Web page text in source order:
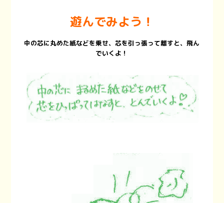
遊んでみよう！
中の芯に丸めた紙などを乗せ、芯を引っ張って離すと、飛ん
でいくよ！